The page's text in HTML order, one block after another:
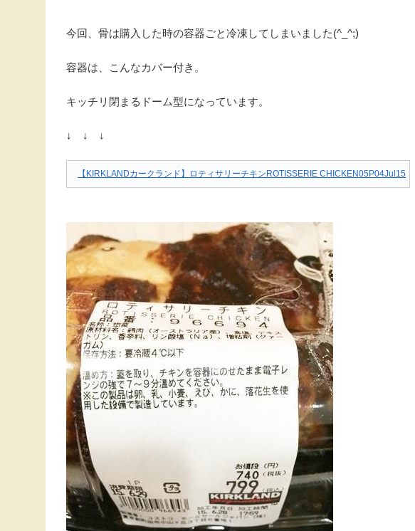
今回、骨は購入した時の容器ごと冷凍してしまいました(^_^;)
容器は、こんなカバー付き。
キッチリ閉まるドーム型になっています。
↓ ↓ ↓
【KIRKLANDカークランド】ロティサリーチキンROTISSERIE CHICKEN05P04Jul15